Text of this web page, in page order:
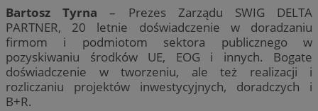
Bartosz Tyrna– Prezes Zarządu SWIG DELTA
PARTNER, 20 letnie doświadczenie w doradzaniu
firmom i podmiotom sektora publicznego w
pozyskiwaniu środków UE, EOG i innych. Bogate
doświadczenie w tworzeniu, ale też realizacji i
rozliczaniu projektów inwestycyjnych, doradczych i
B+R.